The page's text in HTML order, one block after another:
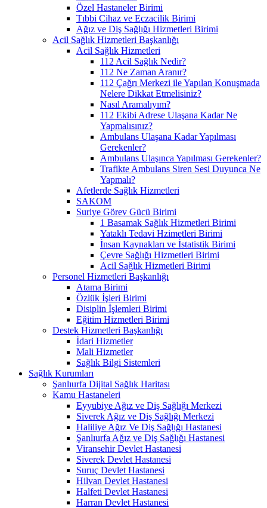
Özel Hastaneler Birimi
Tıbbi Cihaz ve Eczacilik Birimi
Ağız ve Diş Sağlığı Hizmetleri Birimi
Acil Sağlık Hizmetleri Başkanlığı
Acil Sağlık Hizmetleri
112 Acil Sağlık Nedir?
112 Ne Zaman Aranır?
112 Çağrı Merkezi ile Yapılan Konuşmada
Nelere Dikkat Etmelisiniz?
Nasıl Aramalıyım?
112 Ekibi Adrese Ulaşana Kadar Ne
Yapmalısınız?
Ambulans Ulaşana Kadar Yapılması
Gerekenler?
Ambulans Ulaşınca Yapılması Gerekenler?
Trafikte Ambulans Siren Sesi Duyunca Ne
Yapmalı?
Afetlerde Sağlık Hizmetleri
SAKOM
Suriye Görev Gücü Birimi
1 Basamak Sağlık Hizmetleri Birimi
Yataklı Tedavi Hzimetleri Birimi
İnsan Kaynakları ve İstatistik Birimi
Çevre Sağlığı Hizmetleri Birimi
Acil Sağlık Hizmetleri Birimi
Personel Hizmetleri Başkanlığı
Atama Birimi
Özlük İşleri Birimi
Disiplin İşlemleri Birimi
Eğitim Hizmetleri Birimi
Destek Hizmetleri Başkanlığı
İdari Hizmetler
Mali Hizmetler
Sağlık Bilgi Sistemleri
Sağlık Kurumları
Şanlıurfa Dijital Sağlık Haritası
Kamu Hastaneleri
Eyyubiye Ağız ve Diş Sağlığı Merkezi
Siverek Ağız ve Diş Sağlığı Merkezi
Haliliye Ağız Ve Diş Sağlığı Hastanesi
Şanlıurfa Ağız ve Diş Sağlığı Hastanesi
Viransehir Devlet Hastanesi
Siverek Devlet Hastanesi
Suruç Devlet Hastanesi
Hilvan Devlet Hastanesi
Halfeti Devlet Hastanesi
Harran Devlet Hastanesi